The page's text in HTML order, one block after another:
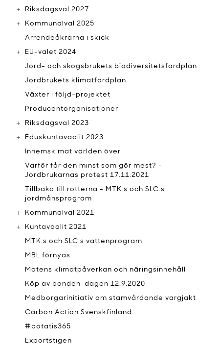
Riksdagsval 2027
Kommunalval 2025
Arrendeåkrarna i skick
EU-valet 2024
Jord- och skogsbrukets biodiversitetsfärdplan
Jordbrukets klimatfärdplan
Växter i följd-projektet
Producentorganisationer
Riksdagsval 2023
Eduskuntavaalit 2023
Inhemsk mat världen över
Varför får den minst som gör mest? -
Jordbrukarnas protest 17.11.2021
Tillbaka till rötterna - MTK:s och SLC:s
jordmånsprogram
Kommunalval 2021
Kuntavaalit 2021
MTK:s och SLC:s vattenprogram
MBL förnyas
Matens klimatpåverkan och näringsinnehåll
Köp av bonden-dagen 12.9.2020
Medborgarinitiativ om stamvårdande vargjakt
Carbon Action Svenskfinland
#potatis365
Exportstigen